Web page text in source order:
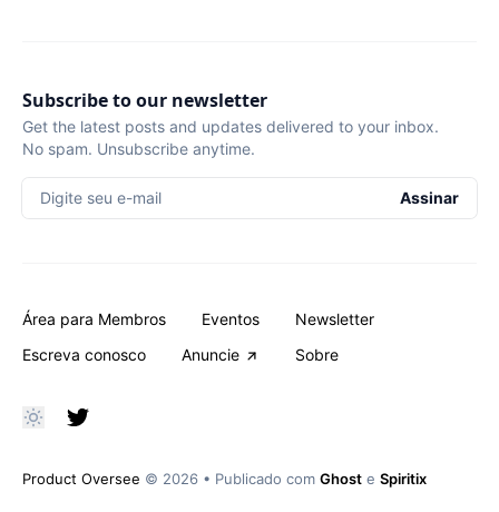
Subscribe to our newsletter
Get the latest posts and updates delivered to your inbox.
No spam. Unsubscribe anytime.
Digite seu e-mail Assinar
Área para Membros Eventos
Newsletter
Escreva conosco
Anuncie Sobre
Product Oversee © 2026 • Publicado com Ghost e Spiritix